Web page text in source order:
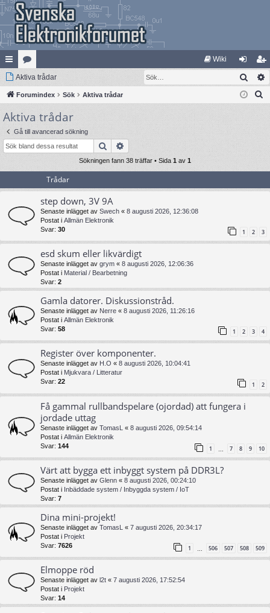
na
bb
lä
nk
ar
at
eg
ori
er
Wiki
og
ga
li
m
Aktiva trådar Sök
Forumindex Sök Aktiva trådar
Aktiva trådar
Gå till avancerad sökning
Sök
Sökningen fann 38 träffar • Sida 1 av 1
Trådar
step down, 3V 9A
Senaste inlägget av Swech « 8 augusti 2026, 12:36:08
Postat i Allmän Elektronik
Svar: 30 1 2 3
esd skum eller likvärdigt
Senaste inlägget av grym « 8 augusti 2026, 12:06:36
Postat i Material / Bearbetning
Svar: 2
Gamla datorer. Diskussionstråd.
Senaste inlägget av Nerre « 8 augusti 2026, 11:26:16
Postat i Allmän Elektronik
Svar: 58 1 2 3 4
Register över komponenter.
Senaste inlägget av H.O « 8 augusti 2026, 10:04:41
Postat i Mjukvara / Litteratur
Svar: 22 1 2
Få gammal rullbandspelare (ojordad) att fungera i
jordade uttag
Senaste inlägget av TomasL « 8 augusti 2026, 09:54:14
Postat i Allmän Elektronik
Svar: 144 1 7 8 9 10
Värt att bygga ett inbyggt system på DDR3L?
Senaste inlägget av Glenn « 8 augusti 2026, 00:24:10
Postat i Inbäddade system / Inbyggda system / IoT
Svar: 7
Dina mini-projekt!
Senaste inlägget av TomasL « 7 augusti 2026, 20:34:17
Postat i Projekt
Svar: 7626 1 506 507 508 509
Elmoppe röd
Senaste inlägget av l2t « 7 augusti 2026, 17:52:54
Postat i Projekt
Svar: 14